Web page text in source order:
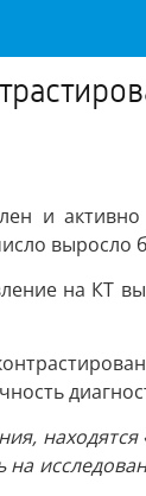
и
выросло
на КТ